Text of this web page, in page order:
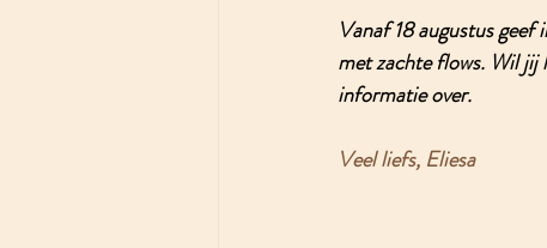
Vanaf 18 augustus
met zachte flows. Wil jij
informatie over.
Veel liefs, Eliesa